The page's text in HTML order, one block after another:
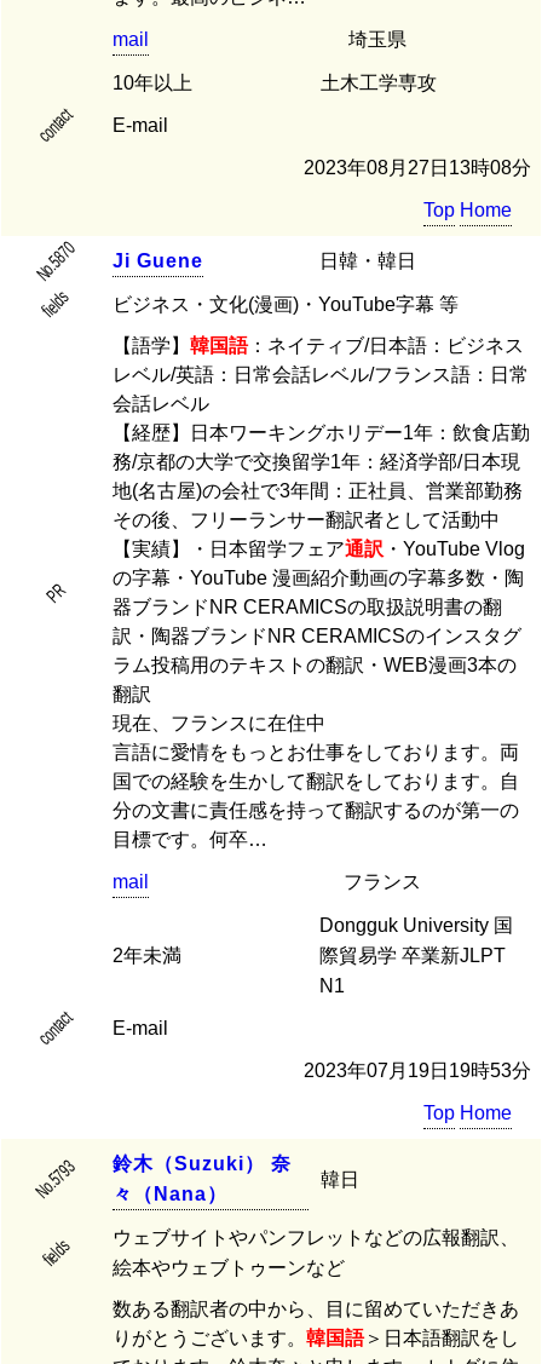
mail 埼玉県
10年以上 土木工学専攻
contact E-mail
2023年08月27日13時08分
Top Home
No.5870 Ji Guene 日韓・韓日
fields ビジネス・文化(漫画)・YouTube字幕 等
PR
【語学】 韓国語：ネイティブ/日本語：ビジネス
レベル/英語：日常会話レベル/フランス語：日常
会話レベル
【経歴】日本ワーキングホリデー1年：飲食店勤
務/京都の大学で交換留学1年：経済学部/日本現
地(名古屋)の会社で3年間：正社員、営業部勤務
その後、フリーランサー翻訳者として活動中
【実績】・日本留学フェア通訳 ・YouTube Vlog
の字幕・YouTube 漫画紹介動画の字幕多数・陶
器ブランドNR CERAMICSの取扱説明書の翻
訳・陶器ブランドNR CERAMICSのインスタグ
ラム投稿用のテキストの翻訳・WEB漫画3本の
翻訳
現在、フランスに在住中
言語に愛情をもっとお仕事をしております。両
国での経験を生かして翻訳をしております。自
分の文書に責任感を持って翻訳するのが第一の
目標です。何卒…
mail フランス
2年未満
Dongguk University 国
際貿易学 卒業新JLPT
N1
contact E-mail
2023年07月19日19時53分
Top Home
No.5793 鈴木 （Suzu ki）
奈
々
（ N ana）
韓日
fields
ウェブサイトやパンフレットなどの広報翻訳、
絵本やウェブトゥーンなど
数ある翻訳者の中から、目に留めていただきあ
りがとうございます。 韓国語＞日本語翻訳をし